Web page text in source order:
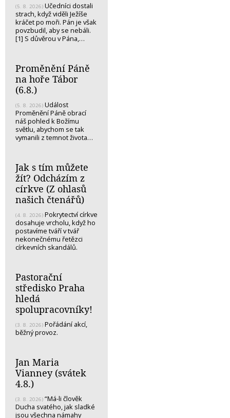
(5. 8. 2026) Učedníci dostali
strach, když viděli Ježíše
kráčet po moři. Pán je však
povzbudil, aby se nebáli.
[1] S důvěrou v Pána,…
Proměnění Páně
na hoře Tábor
(6.8.)
(5. 8. 2026) Událost
Proměnění Páně obrací
náš pohled k Božímu
světlu, abychom se tak
vymanili z temnot života…
Jak s tím můžete
žít? Odcházím z
církve (Z ohlasů
našich čtenářů)
(4. 8. 2026) Pokrytectví církve
dosahuje vrcholu, když ho
postavíme tváří v tvář
nekonečnému řetězci
církevních skandálů.
Pastorační
středisko Praha
hledá
spolupracovníky!
(3. 8. 2026) Pořádání akcí,
běžný provoz.
Jan Maria
Vianney (svátek
4.8.)
(3. 8. 2026) “Má-li člověk
Ducha svatého, jak sladké
jsou všechna námahy